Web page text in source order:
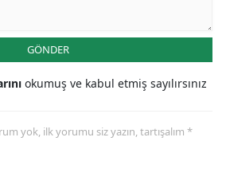
GÖNDER
okumuş ve kabul etmiş sayılırsınız
yok, ilk yorumu siz yazın, tartışalım *